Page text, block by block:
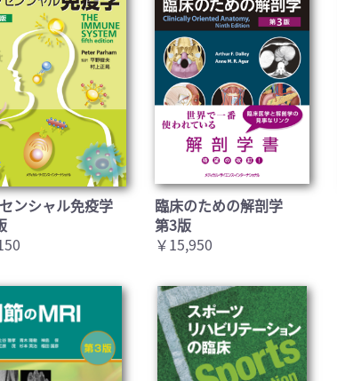
ンシャル免疫学
臨床のための解剖学
第3版
￥15,950